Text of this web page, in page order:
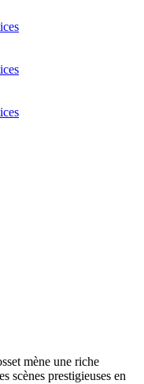
mène une riche
scènes prestigieuses en